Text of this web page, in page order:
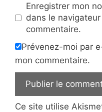
Enregistrer mon
dans le
commentaire.
Prévenez-moi par
mon commentaire.
Ce site utilise